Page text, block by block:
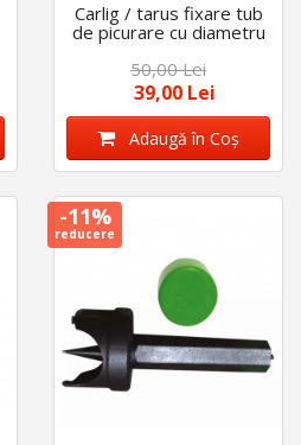
Carlig / tarus fixare tub
de picurare cu diametru
de 16 mm - 20 mm, set
50 bucati
50,00 Lei
39,00 Lei
Adaugă în Coş
-11%
reducere